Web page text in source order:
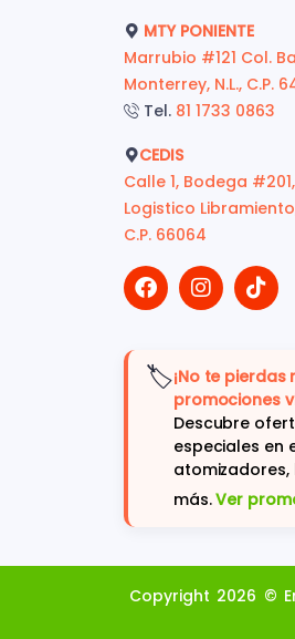
MTY PONIENTE
Marrubio #121 Col.
Monterrey, N.L., C.P.
Tel. 81 1733 0863
CEDIS
Calle 1, Bodega
Logistico
C.P. 66064
🏷️¡No te pierdas
promociones
Descubre
especiales en
más.Ver
Copyright 2026 ©